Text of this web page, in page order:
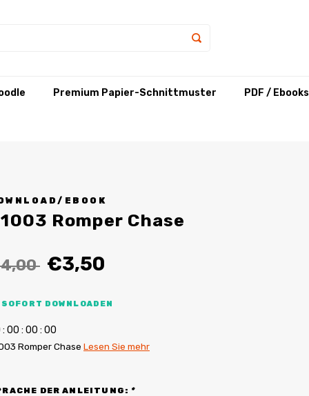
Premium Papier-Schnittmuster PDF / Ebooks
EBOOK
Romper Chase
€3,50
SOFORT DOWNLOADEN
: 00 : 00 : 00
Romper Chase Lesen Sie mehr
DER ANLEITUNG: *